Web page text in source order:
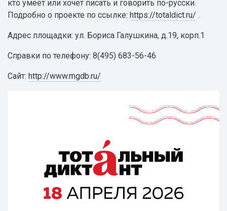
кто умеет или хочет писать и говорить по-русски.
Подробно о проекте по ссылке: https://totaldict.ru/ .
Адрес площадки: ул. Бориса Галушкина, д.19, корп.1
Справки по телефону: 8(495) 683-56-46
Сайт: http://www.mgdb.ru/